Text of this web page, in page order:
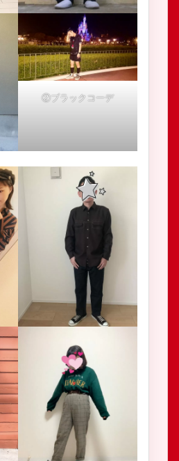
②ブラックコーデ